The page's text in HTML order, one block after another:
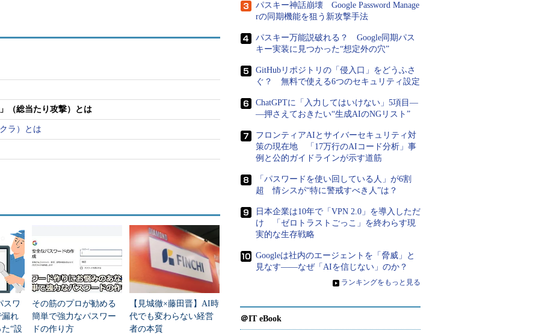
られる。
続であるため、きちんと監視していれば気付
続で認証に失敗したアクセスがあった場合、確
ス禁止にするなどの対策を採ることも必要であ
ォースアタック」がある。こちらは、パスワ
りしていくことで認証を突破する攻撃手法だ。
（総当たり攻撃）とは
ラ）とは
スワ
漏れ
“設
その筋のプロが勧める
簡単で強力なパスワー
ドの作り方
【見城徹×藤田晋】AI時
代でも変わらない経営
者の本質
パスキー神話崩壊 Google Password Manage
rの同期機能を狙う新攻撃手法
パスキー万能説破れる？ Google同期パス
キー実装に見つかった“想定外の穴”
GitHubリポジトリの「侵入口」をどうふさ
ぐ？ 無料で使える6つのセキュリティ設定
ChatGPTに「入力してはいけない」5項目―
―押さえておきたい“生成AIのNGリスト”
フロンティアAIとサイバーセキュリティ対
策の現在地 「17万行のAIコード分析」事
例と公的ガイドラインが示す道筋
「パスワードを使い回している人」が6割
超 情シスが“特に警戒すべき人”は？
日本企業は10年で「VPN 2.0」を導入しただ
け 「ゼロトラストごっこ」を終わらす現
実的な生存戦略
Googleは社内のエージェントを「脅威」と
見なす――なぜ「AIを信じない」のか？
» ランキングをもっと見る
＠IT eBook